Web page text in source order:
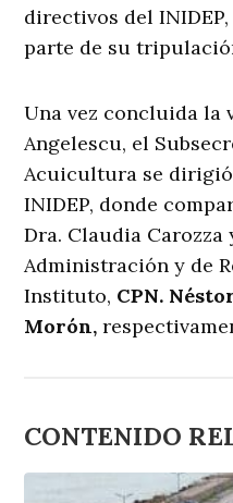
directivos del
parte de su
Una vez concluida la
Angelescu, el
Acuicultura se
INIDEP, donde
Dra. Claudia
Administración y de
Instituto, CPN.
Morón,
CONTENIDO